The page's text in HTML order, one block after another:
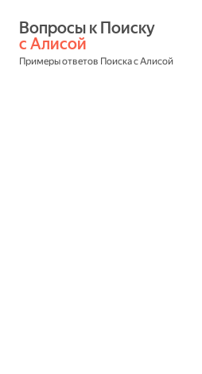
с Алисой
Примеры ответов Поиска с Алисой